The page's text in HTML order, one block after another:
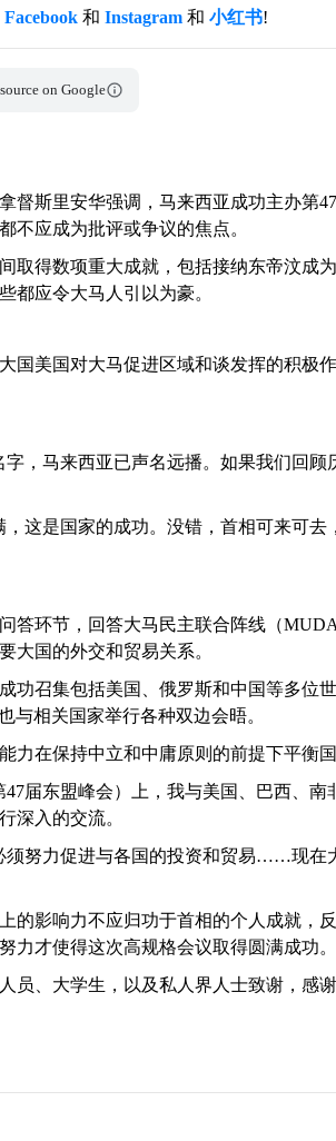
Facebook 和 Instagram 和 小红书!
on Google
督斯里安华强调，马来西亚成功主办第
不应成为批评或争议的焦点。
取得数项重大成就，包括接纳东帝汶成
都应令大马人引以为豪。
国美国对大马促进区域和谈发挥的积极
，马来西亚已声名远播。如果我们回顾
这是国家的成功。没错，首相可来可
答环节，回答大马民主联合阵线（
大国的外交和贸易关系。
功召集包括美国、俄罗斯和中国等多位
与相关国家举行各种双边会晤。
力在保持中立和中庸原则的前提下平衡国
届东盟峰会）上，我与美国、巴西、
深入的交流。
须努力促进与各国的投资和贸易……现在
的影响力不应归功于首相的个人成就，
力才使得这次高规格会议取得圆满成功。
员、大学生，以及私人界人士致谢，感